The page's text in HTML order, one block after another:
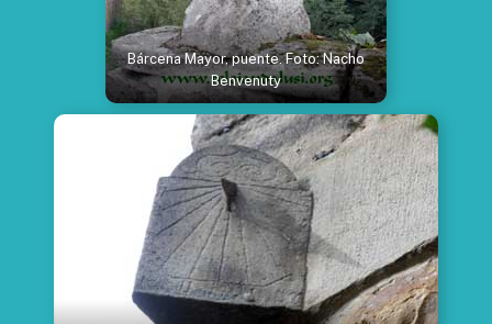
Bárcena Mayor, puente. Foto: Nacho
Benvenuty